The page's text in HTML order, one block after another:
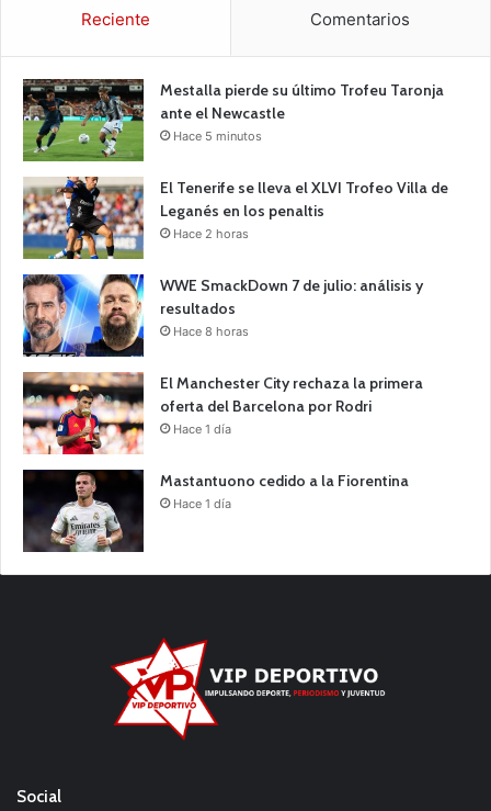
Reciente Comentarios
Mestalla pierde su último Trofeu Taronja
ante el Newcastle
Hace 5 minutos
El Tenerife se lleva el XLVI Trofeo Villa de
Leganés en los penaltis
Hace 2 horas
WWE SmackDown 7 de julio: análisis y
resultados
Hace 8 horas
El Manchester City rechaza la primera
oferta del Barcelona por Rodri
Hace 1 día
Mastantuono cedido a la Fiorentina
Hace 1 día
Social